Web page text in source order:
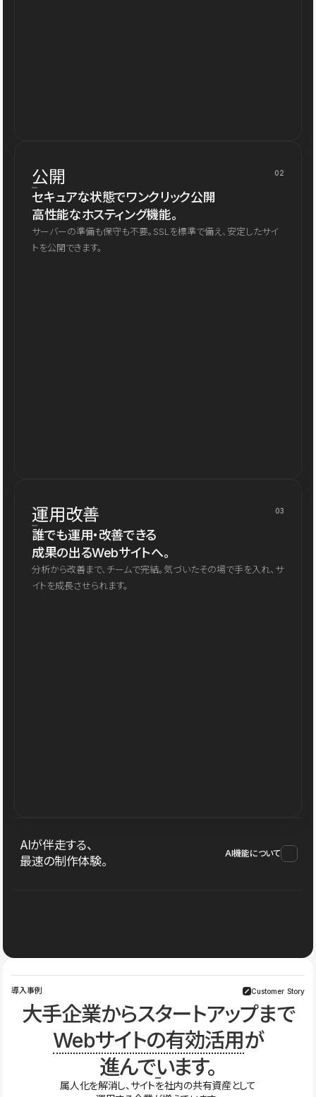
公開 02
セキュアな状態でワンクリック公開
高性能なホスティング機能。
サーバーの準備も保守も不要。SSLを標準で備え、安定したサイ
トを公開できます。
運用改善 03
誰でも運用・改善できる
成果の出るWebサイトへ。
分析から改善まで、チームで完結。気づいたその場で手を入れ、サ
イトを成長させられます。
AIが伴走する、
最速の制作体験。
AI機能について
導入事例 Customer Story
大手企業からスタートアップまで
Webサイトの有効活用が
進んでいます。
属人化を解消し、サイトを社内の共有資産として